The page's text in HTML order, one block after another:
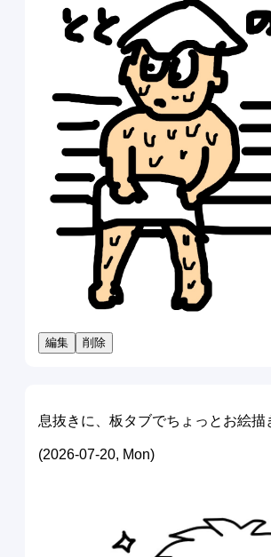
編集 削除
息抜きに、板タブでちょっとお絵描
(2026-07-20, Mon)